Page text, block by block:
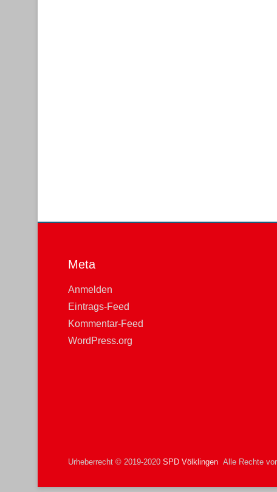
Meta
Anmelden
Eintrags-Feed
Kommentar-Feed
WordPress.org
Urheberrecht © 2019-2020 SPD Völklingen Alle Rechte